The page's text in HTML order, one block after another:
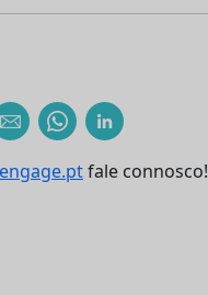
fale connosco!